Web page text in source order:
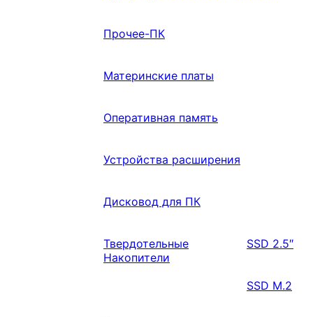
Прочее-ПК
Материнские платы
Оперативная память
Устройства расширения
Дисковод для ПК
Твердотельные
Накопители
SSD 2.5″
SSD M.2